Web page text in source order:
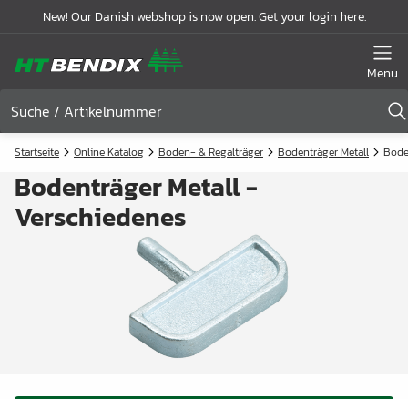
New! Our Danish webshop is now open. Get your login here.
Menu
Startseite Online Katalog Boden- & Regalträger Bodenträger Metall
Bodenträger Metall -
Verschiedenes